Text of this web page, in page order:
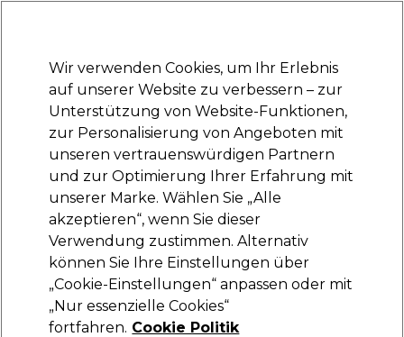
Anmelden
Marken Deals Haare Elektrogeräte Saloneinrichtung
Lieferung und Lieferzeiten
– mehr erfahren
S-PRO Plastik-Einlegewickler Ø40mm x6
0
3,65 €
Wir verwenden Cookies, um Ihr Erlebnis
auf unserer Website zu verbessern – zur
Unterstützung von Website-Funktionen,
zur Personalisierung von Angeboten mit
unseren vertrauenswürdigen Partnern
und zur Optimierung Ihrer Erfahrung mit
unserer Marke. Wählen Sie „Alle
akzeptieren“, wenn Sie dieser
Verwendung zustimmen. Alternativ
können Sie Ihre Einstellungen über
„Cookie-Einstellungen“ anpassen oder mit
„Nur essenzielle Cookies“
fortfahren. Cookie Politik